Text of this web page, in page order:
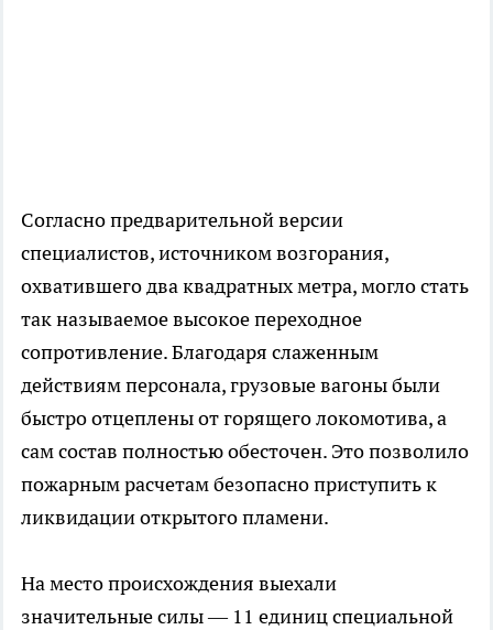
Согласно предварительной версии
специалистов, источником возгорания,
охватившего два квадратных метра, могло стать
так называемое высокое переходное
сопротивление. Благодаря слаженным
действиям персонала, грузовые вагоны были
быстро отцеплены от горящего локомотива, а
сам состав полностью обесточен. Это позволило
пожарным расчетам безопасно приступить к
ликвидации открытого пламени.
На место происхождения выехали
значительные силы — 11 единиц специальной